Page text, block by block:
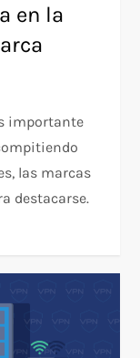
en la
importante
las marcas
destacarse.